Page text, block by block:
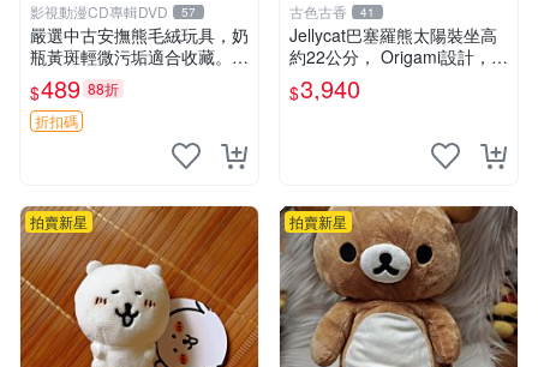
影視動漫CD專輯DVD 57
嚴選中古安撫熊毛絨玩具，奶
瓶黃斑輕微污垢適合收藏。默
認兩日發貨，全國快遞隨機派
送。 成色如圖可放心購買，
輕微瑕疵和臟污不影響使用。
安撫熊 中古玩偶 毛
$489 88折
折扣碼
古色古香 41
Jellycat巴塞羅熊太陽裝坐高
約22公分， Origami設計，來
自越南。嚴選 Recommendat
ion！巴塞羅、 Origami熊、J
$3,940
拍賣新星 拍賣新星